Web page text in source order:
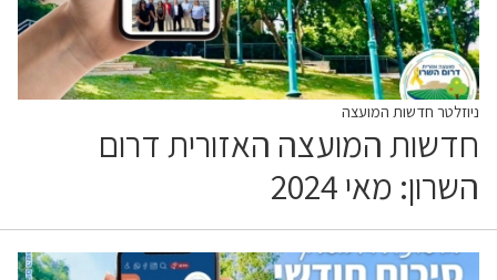
ניוזלטר חדשות המועצה
חדשות המועצה האזורית דרום
השרון: מאי 2024